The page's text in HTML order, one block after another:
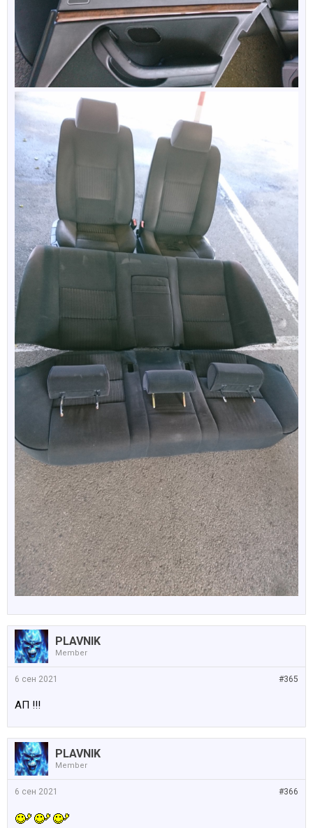
PLAVNIK
Member
#365
6 сен 2021
АП !!!
PLAVNIK
Member
#366
6 сен 2021